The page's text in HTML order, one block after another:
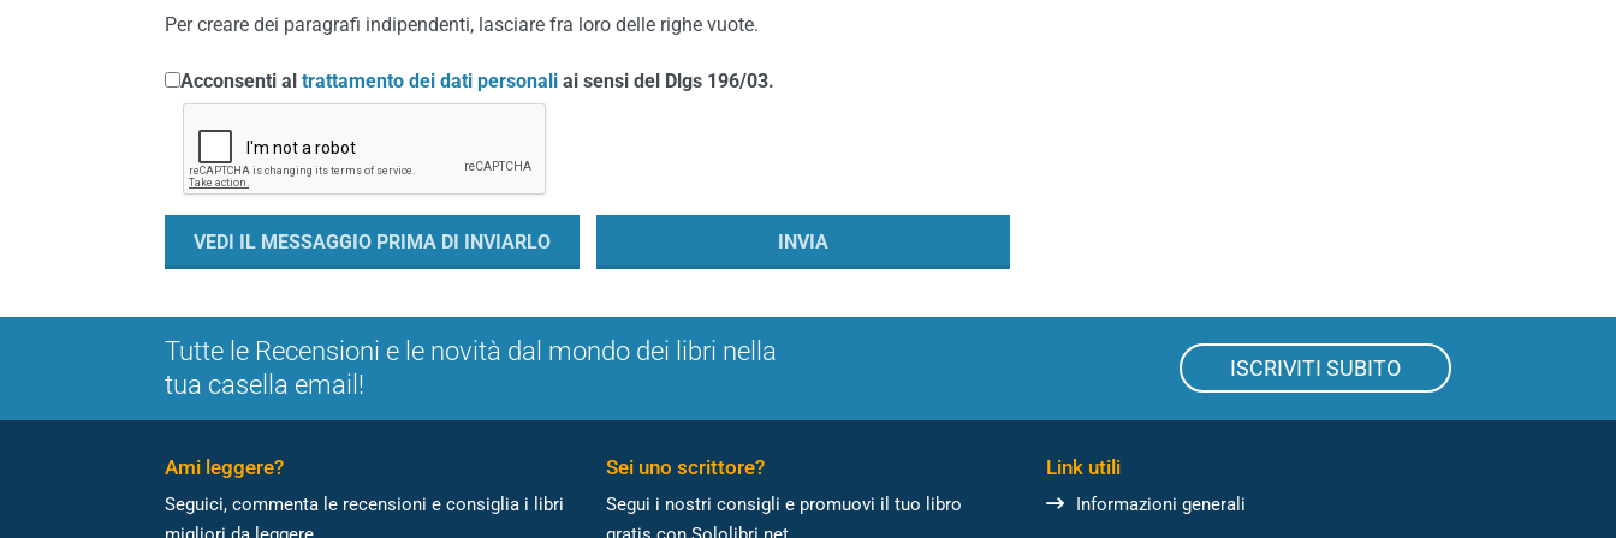
Per creare dei paragrafi indipendenti, lasciare fra loro delle righe vuote.
Acconsenti al trattamento dei dati personali ai sensi del Dlgs 196/03.
Tutte le Recensioni e le novità dal mondo dei libri nella
tua casella email!
ISCRIVITI SUBITO
Ami leggere?
Seguici, commenta le recensioni e consiglia i libri
Sei uno scrittore?
Segui i nostri consigli e promuovi il tuo libro
Link utili
Informazioni generali